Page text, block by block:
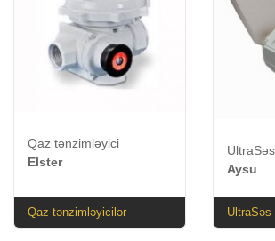
Qaz tənzimləyici
Elster
Qaz tənzimləyicilər
Aysu
UltraSəs